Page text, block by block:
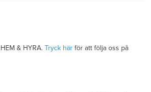
& HYRA. Tryck här för att följa oss på